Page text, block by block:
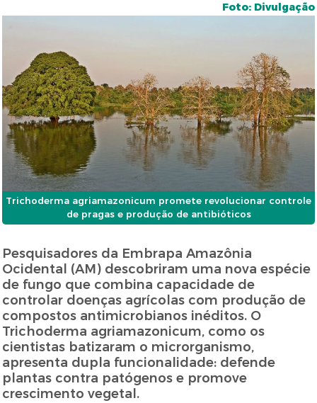
Foto: Divulgação
Trichoderma agriamazonicum promete revolucionar controle
de pragas e produção de antibióticos
Pesquisadores da Embrapa Amazônia
Ocidental (AM) descobriram uma nova espécie
de fungo que combina capacidade de
controlar doenças agrícolas com produção de
compostos antimicrobianos inéditos. O
Trichoderma agriamazonicum, como os
cientistas batizaram o microrganismo,
apresenta dupla funcionalidade: defende
plantas contra patógenos e promove
crescimento vegetal.